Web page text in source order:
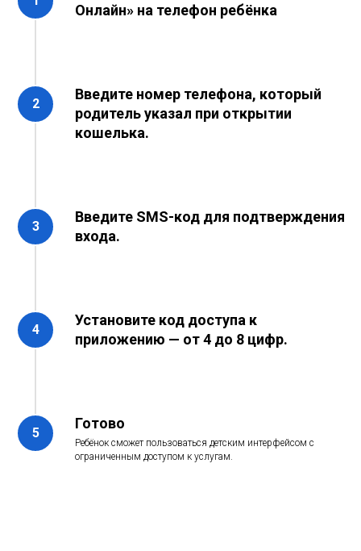
Онлайн» на телефон ребёнка
Введите номер телефона, который
родитель указал при открытии
кошелька.
Введите SMS-код для подтверждения
входа.
Установите код доступа к
приложению — от 4 до 8 цифр.
Готово
Ребёнок сможет пользоваться детским интерфейсом с
ограниченным доступом к услугам.